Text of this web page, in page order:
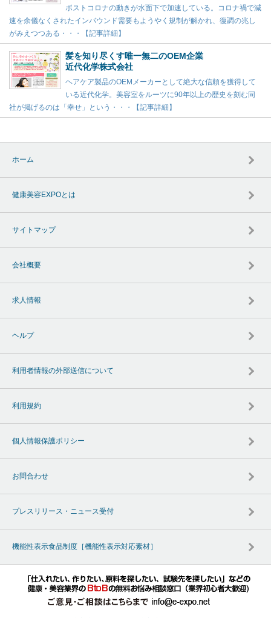
ポストコロナの動きが水面下で加速している。コロナ禍で減
速を余儀なくされたインバウンド需要もようやく規制が解かれ、復調の兆し
がみえつつある・・・【記事詳細】
髪を知り尽くす唯一無二のOEM企業
近代化学株式会社
ヘアケア製品のOEMメーカーとして絶大な信頼を獲得して
いる近代化学。美容室をルーツに90年以上の歴史を刻む同
社が掲げるのは「幸せ」という・・・【記事詳細】
ホーム
健康美容EXPOとは
サイトマップ
会社概要
求人情報
ヘルプ
利用者情報の外部送信について
利用規約
個人情報保護ポリシー
お問合わせ
プレスリリース・ニュース受付
機能性表示食品制度［機能性表示対応素材］